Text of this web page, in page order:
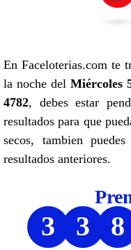
En Faceloterias.com te
la noche delMiércoles
4782, debes estar
resultados para que
secos, tambien
resultados anteriores.
3 3 8